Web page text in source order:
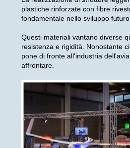
plastiche rinforzate con fibre
fondamentale nello sviluppo
Questi materiali vantano diverse
resistenza e rigidità. Nonostante
pone di fronte all'industria
affrontare.